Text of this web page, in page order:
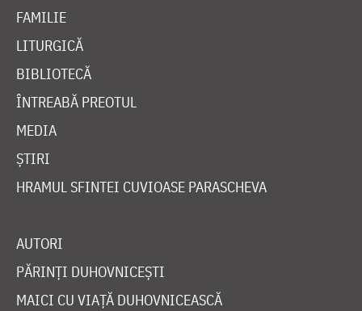
FAMILIE
LITURGICĂ
BIBLIOTECĂ
ÎNTREABĂ PREOTUL
MEDIA
ȘTIRI
HRAMUL SFINTEI CUVIOASE PARASCHEVA
AUTORI
PĂRINȚI DUHOVNICEȘTI
MAICI CU VIAȚĂ DUHOVNICEASCĂ